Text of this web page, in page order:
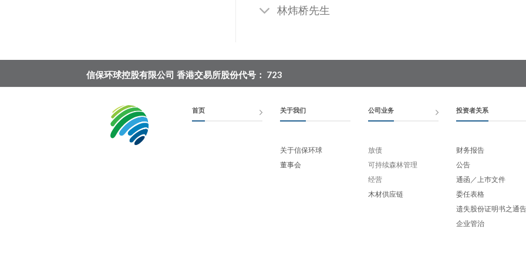
林炜桥先生
信保环球控股有限公司 香港交易所股份代号： 723
首页 关于我们
关于信保环球
董事会
公司业务
放债
可持续森林管理
经营
木材供应链
投资者关系
财务报告
公告
通函／上巿文件
委任表格
遗失股份证明书之通告
企业管治